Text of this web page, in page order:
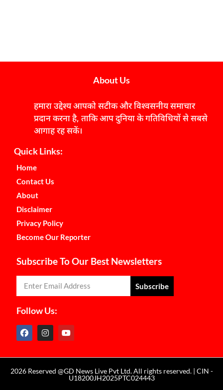
About Us
हमारा उद्देश्य आपको सटीक और विश्वसनीय समाचार
प्रदान करना है, ताकि आप दुनिया के गतिविधियों से सबसे
आगाह रह सकें।
Quick Links:
Home
Contact Us
About
Disclaimer
Privacy Policy
Become Our Reporter
Subscribe To Our Best Newsletters
Subscribe
Follow Us:
2026 Reserved @GD News Live Pvt Ltd. All rights reserved. | CIN -
U18200JH2025PTC024443